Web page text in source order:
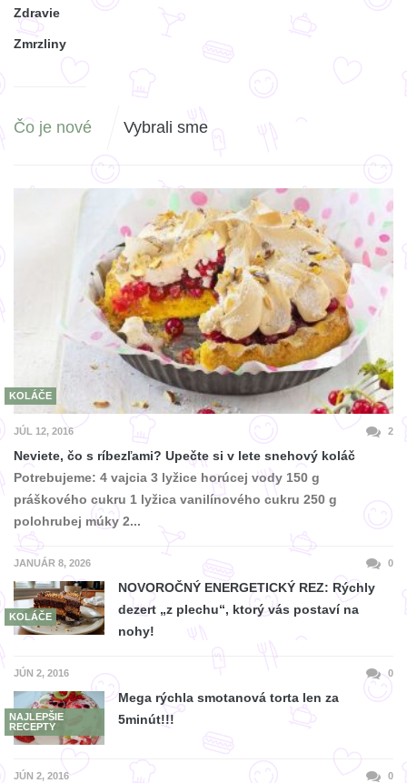
Zdravie
Zmrzliny
Čo je nové Vybrali sme
KOLÁČE
JÚL 12, 2016 2
Neviete, čo s ríbezľami? Upečte si v lete snehový koláč
Potrebujeme: 4 vajcia 3 lyžice horúcej vody 150 g
práškového cukru 1 lyžica vanilínového cukru 250 g
polohrubej múky 2...
JANUÁR 8, 2026 0
KOLÁČE
NOVOROČNÝ ENERGETICKÝ REZ: Rýchly
dezert „z plechu“, ktorý vás postaví na
nohy!
JÚN 2, 2016 0
NAJLEPŠIE
RECEPTY
Mega rýchla smotanová torta len za
5minút!!!
JÚN 2, 2016 0